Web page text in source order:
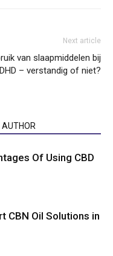
Next article
van slaapmiddelen bij
– verstandig of niet?
AUTHOR
Of Using CBD
CBN Oil Solutions in